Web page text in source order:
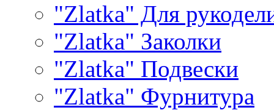
"Zlatka" Для
"Zlatka" Заколки
"Zlatka" Подвески
"Zlatka" Фурнитура